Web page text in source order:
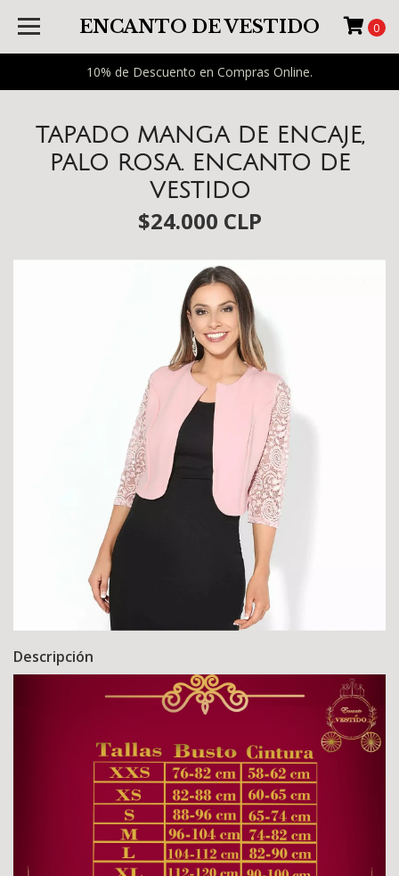
10% de Descuento en Compras Online.
ENCANTO DE VESTIDO 0
TAPADO MANGA DE ENCAJE,
PALO ROSA. ENCANTO DE
VESTIDO
$24.000 CLP
Descripción